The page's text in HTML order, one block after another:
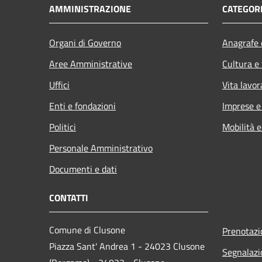
AMMINISTRAZIONE
Organi di Governo
Aree Amministrative
Uffici
Enti e fondazioni
Politici
Personale Amministrativo
Documenti e dati
Cultura
Vita
Imprese
Mobilità
CONTATTI
Comune di Clusone
Piazza Sant' Andrea 1 - 24023 Clusone